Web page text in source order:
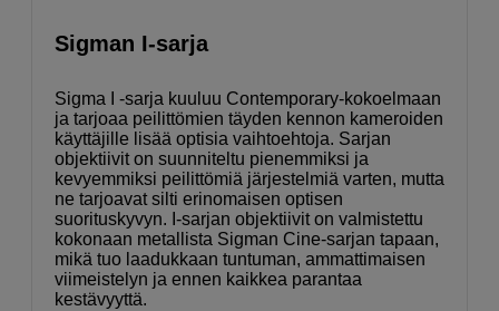
Sigman I-sarja
Sigma I -sarja kuuluu Contemporary-kokoelmaan
ja tarjoaa peilittömien täyden kennon kameroiden
käyttäjille lisää optisia vaihtoehtoja. Sarjan
objektiivit on suunniteltu pienemmiksi ja
kevyemmiksi peilittömiä järjestelmiä varten, mutta
ne tarjoavat silti erinomaisen optisen
suorituskyvyn. I-sarjan objektiivit on valmistettu
kokonaan metallista Sigman Cine-sarjan tapaan,
mikä tuo laadukkaan tuntuman, ammattimaisen
viimeistelyn ja ennen kaikkea parantaa
kestävyyttä.